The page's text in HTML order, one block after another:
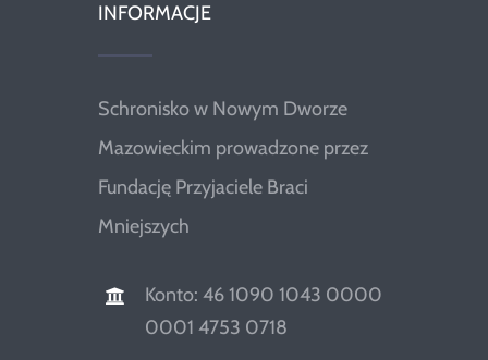
INFORMACJE
Schronisko w Nowym Dworze
Mazowieckim prowadzone przez
Fundację Przyjaciele Braci
Mniejszych
Konto: 46 1090 1043 0000
0001 4753 0718